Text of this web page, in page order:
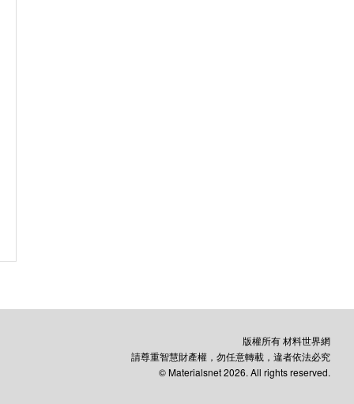
版權所有 材料世界網
請尊重智慧財產權，勿任意轉載，違者依法必究
© Materialsnet 2026. All rights reserved.